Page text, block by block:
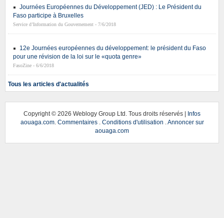
Journées Européennes du Développement (JED) : Le Président du
Faso participe à Bruxelles
Service d’Information du Gouvernement - 7/6/2018
12e Journées européennes du développement: le président du Faso
pour une révision de la loi sur le «quota genre»
FasoZine - 6/6/2018
Tous les articles d'actualités
Copyright © 2026 Weblogy Group Ltd. Tous droits réservés | Infos
aouaga.com. Commentaires. Conditions d'utilisation
Annoncer sur
aouaga.com